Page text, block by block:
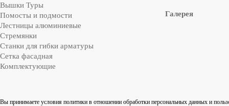
Вышки Туры
Помосты и подмости
Лестницы алюминиевые
Стремянки
Cтанки для гибки арматуры
Сетка фасадная
Комплектующие
Галерея
Вы принимаете условия политики в отношении обработки персональных данных и